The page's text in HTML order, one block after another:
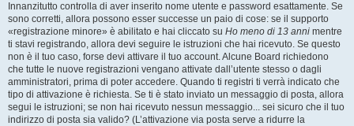
Innanzitutto controlla di aver inserito nome utente e password esattamente. Se
sono corretti, allora possono esser successe un paio di cose: se il supporto
«registrazione minore» è abilitato e hai cliccato su Ho meno di 13 anni mentre
ti stavi registrando, allora devi seguire le istruzioni che hai ricevuto. Se questo
non è il tuo caso, forse devi attivare il tuo account. Alcune Board richiedono
che tutte le nuove registrazioni vengano attivate dall’utente stesso o dagli
amministratori, prima di poter accedere. Quando ti registri ti verrà indicato che
tipo di attivazione è richiesta. Se ti è stato inviato un messaggio di posta, allora
segui le istruzioni; se non hai ricevuto nessun messaggio... sei sicuro che il tuo
indirizzo di posta sia valido? (L’attivazione via posta serve a ridurre la